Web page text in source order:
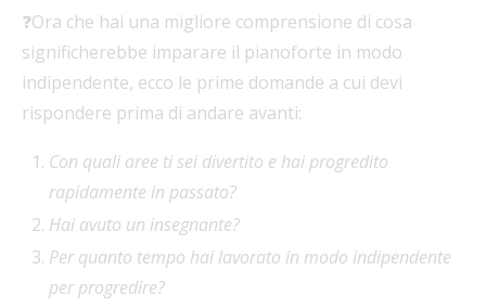
❓Ora che hai una migliore comprensione di cosa
significherebbe imparare il pianoforte in modo
indipendente, ecco le prime domande a cui devi
rispondere prima di andare avanti:
Con quali aree ti sei divertito e hai progredito
rapidamente in passato?
Hai avuto un insegnante?
Per quanto tempo hai lavorato in modo indipendente
per progredire?